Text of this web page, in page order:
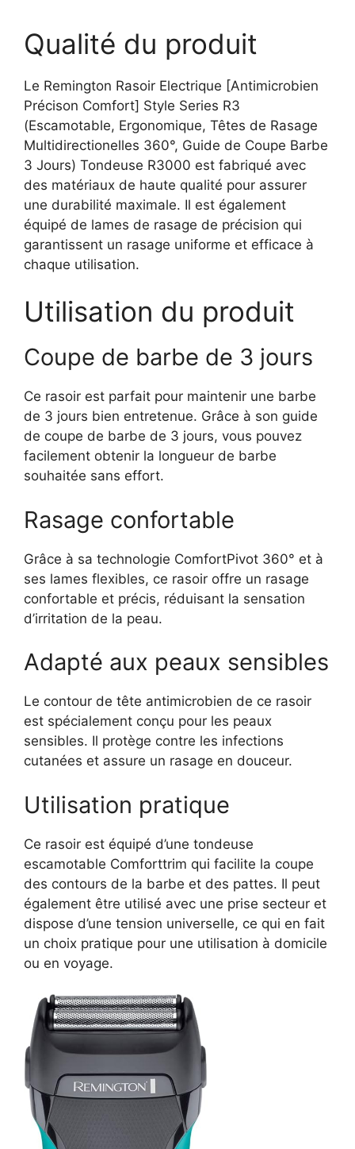
Qualité du produit
Le Remington Rasoir Electrique [Antimicrobien
Précison Comfort] Style Series R3
(Escamotable, Ergonomique, Têtes de Rasage
Multidirectionelles 360°, Guide de Coupe Barbe
3 Jours) Tondeuse R3000 est fabriqué avec
des matériaux de haute qualité pour assurer
une durabilité maximale. Il est également
équipé de lames de rasage de précision qui
garantissent un rasage uniforme et efficace à
chaque utilisation.
Utilisation du produit
Coupe de barbe de 3 jours
Ce rasoir est parfait pour maintenir une barbe
de 3 jours bien entretenue. Grâce à son guide
de coupe de barbe de 3 jours, vous pouvez
facilement obtenir la longueur de barbe
souhaitée sans effort.
Rasage confortable
Grâce à sa technologie ComfortPivot 360° et à
ses lames flexibles, ce rasoir offre un rasage
confortable et précis, réduisant la sensation
d’irritation de la peau.
Adapté aux peaux sensibles
Le contour de tête antimicrobien de ce rasoir
est spécialement conçu pour les peaux
sensibles. Il protège contre les infections
cutanées et assure un rasage en douceur.
Utilisation pratique
Ce rasoir est équipé d’une tondeuse
escamotable Comforttrim qui facilite la coupe
des contours de la barbe et des pattes. Il peut
également être utilisé avec une prise secteur et
dispose d’une tension universelle, ce qui en fait
un choix pratique pour une utilisation à domicile
ou en voyage.